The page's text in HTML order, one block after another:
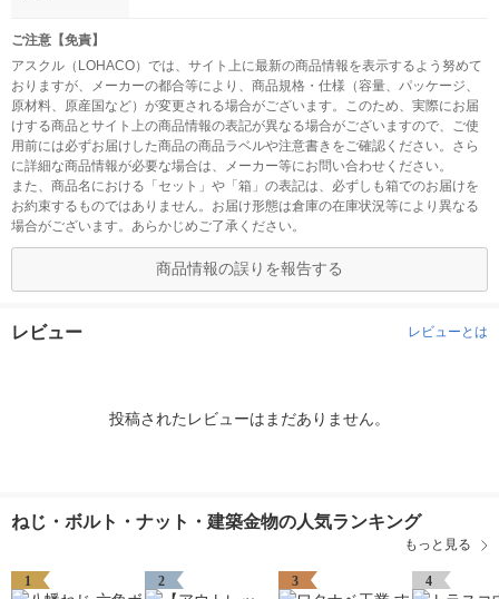
ご注意【免責】
アスクル（LOHACO）では、サイト上に最新の商品情報を表示するよう努めて
おりますが、メーカーの都合等により、商品規格・仕様（容量、パッケージ、
原材料、原産国など）が変更される場合がございます。このため、実際にお届
けする商品とサイト上の商品情報の表記が異なる場合がございますので、ご使
用前には必ずお届けした商品の商品ラベルや注意書きをご確認ください。さら
に詳細な商品情報が必要な場合は、メーカー等にお問い合わせください。
また、商品名における「セット」や「箱」の表記は、必ずしも箱でのお届けを
お約束するものではありません。お届け形態は倉庫の在庫状況等により異なる
場合がございます。あらかじめご了承ください。
商品情報の誤りを報告する
レビュー レビューとは
投稿されたレビューはまだありません。
ねじ・ボルト・ナット・建築金物の人気ランキング
もっと見る
1 2 3 4